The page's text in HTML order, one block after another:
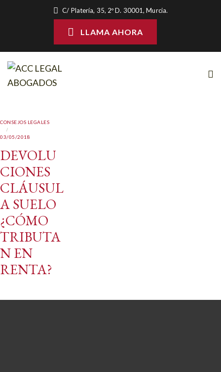
C/ Platería, 35, 2º D. 30001, Murcia.
LLAMA AHORA
CONSEJOS LEGALES
03/05/2018
DEVOLU
CIONES
CLÁUSUL
A SUELO
¿CÓMO
TRIBUTA
N EN
RENTA?